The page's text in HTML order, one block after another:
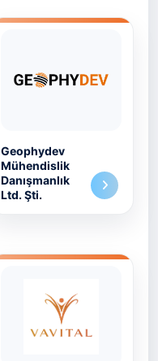
Geophydev
Mühendislik
Danışmanlık
Ltd. Şti.